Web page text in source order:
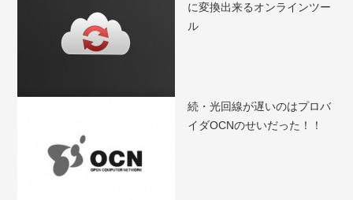
に変換出来るオンラインツー
ル
続・光回線が遅いのはプロバ
イダOCNのせいだった！！